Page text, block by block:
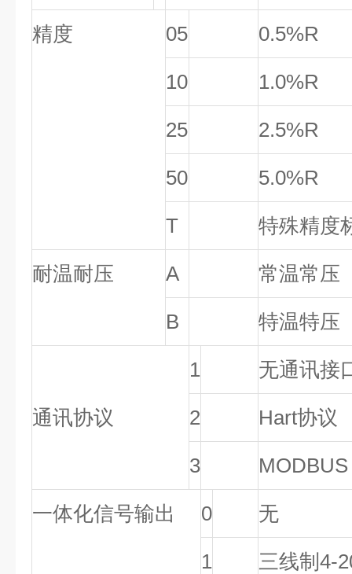
精度 05 0.5%R
10 1.0%R
25 2.5%R
50 5.0%R
T 特殊精度
耐温耐压 A 常温常压
B 特温特压
通讯协议
1 无通讯接
2 Hart协议
3 MODBUS
一体化信号输出 0 无
1 三线制 4-